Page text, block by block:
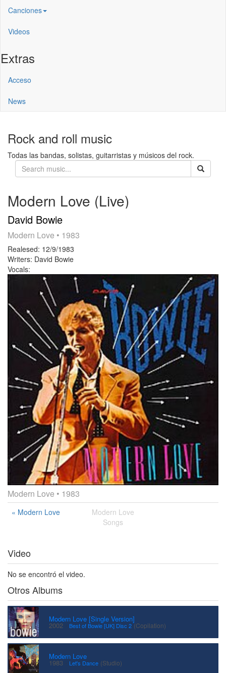
Canciones
Videos
Extras
Acceso
News
Rock and roll music
Todas las bandas, solistas, guitarristas y músicos del rock.
Modern Love (Live)
David Bowie
Modern Love • 1983
Realesed: 12/9/1983
Writers: David Bowie
Vocals:
Modern Love • 1983
« Modern Love
Modern Love
Songs
Video
No se encontró el video.
Otros Albums
Modern Love [Single Version]
2002 · Best of Bowie [UK] Disc 2 (Copilation)
Modern Love
1983 · Let's Dance (Studio)